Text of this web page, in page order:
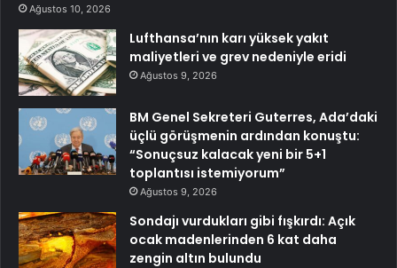
Ağustos 10, 2026
Lufthansa’nın karı yüksek yakıt
maliyetleri ve grev nedeniyle eridi
Ağustos 9, 2026
BM Genel Sekreteri Guterres, Ada’daki
üçlü görüşmenin ardından konuştu:
“Sonuçsuz kalacak yeni bir 5+1
toplantısı istemiyorum”
Ağustos 9, 2026
Sondajı vurdukları gibi fışkırdı: Açık
ocak madenlerinden 6 kat daha
zengin altın bulundu